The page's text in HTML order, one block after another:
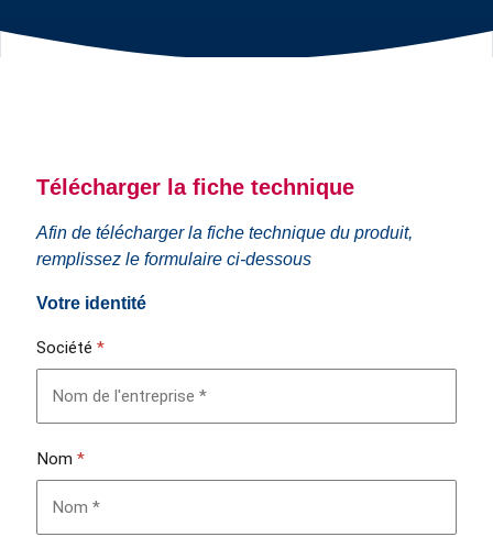
Télécharger la fiche technique
Afin de télécharger la fiche technique du produit,
remplissez le formulaire ci-dessous
Votre identité
Société*
Nom*